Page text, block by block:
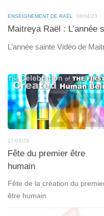
ENSEIGNEMENT DE RAËL 08/04/23
Maitreya Raël : L’année
L’année sainte Vidéo de
17/03/23
Fête du premier être
humain
Fête de la création du
être humain